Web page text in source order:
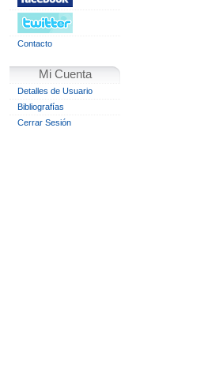
Contacto
Mi Cuenta
Detalles de Usuario
Bibliografías
Cerrar Sesión